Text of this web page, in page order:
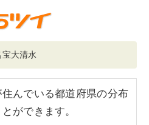
宝大清水
んでいる都道府県の分布
ができます。